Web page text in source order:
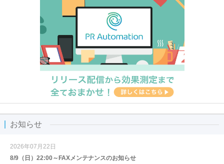
お知らせ
2026年07月22日
8/9（日）22:00～FAXメンテナンスのお知らせ